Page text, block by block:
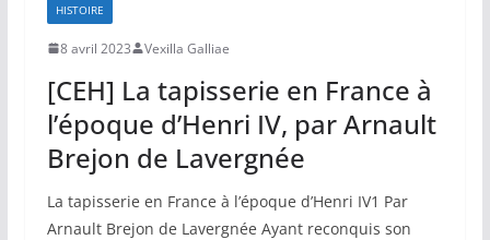
HISTOIRE
8 avril 2023 Vexilla Galliae
[CEH] La tapisserie en France à
l’époque d’Henri IV, par Arnault
Brejon de Lavergnée
La tapisserie en France à l’époque d’Henri IV1 Par
Arnault Brejon de Lavergnée Ayant reconquis son